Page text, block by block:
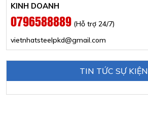
KINH DOANH
0796588889 (Hỗ trợ 24/7)
vietnhatsteelpkd@gmail.com
TIN TỨC SỰ KIỆN